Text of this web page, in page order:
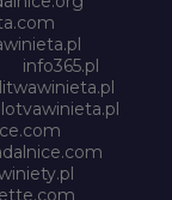
info365.pl
litwawinieta.pl
lotvawinieta.pl